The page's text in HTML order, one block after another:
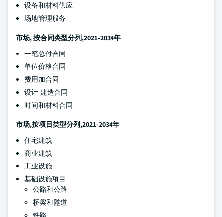
设备和材料供应
场地管理服务
市场, 按合同类型分列,2021-2034年
一笔总付合同
单位价格合同
费用加合同
设计-建造合同
时间和材料合同
市场,按项目类型分列,2021-2034年
住宅建筑
商业建筑
工业设施
基础设施项目
公路和公路
桥梁和隧道
铁路